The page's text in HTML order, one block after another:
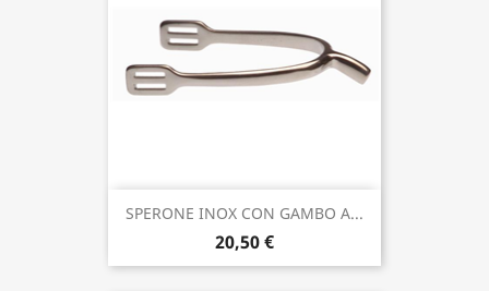
SPERONE INOX CON GAMBO A...
20,50 €